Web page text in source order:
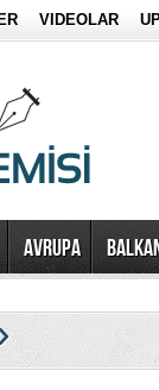
VIDEOLAR
AVRUPA